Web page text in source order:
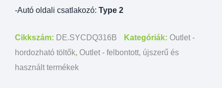
-Autó oldali csatlakozó: Type 2
Cikkszám: DE.SYCDQ316B Kategóriák: Outlet -
hordozható töltők, Outlet - felbontott, újszerű és
használt termékek